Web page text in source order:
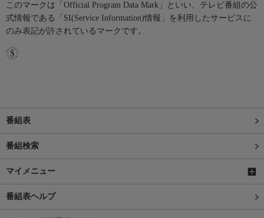
このマークは「Official Program Data Mark」といい、テレビ番組の公
式情報である「SI(Service Information)情報」を利用したサービスに
のみ表記が許されているマークです。
番組表
番組検索
マイメニュー
番組表ヘルプ